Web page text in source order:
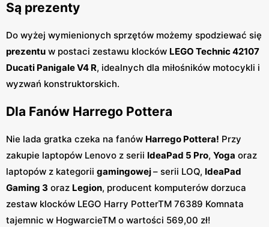
Są prezenty
Do wyżej wymienionych sprzętów możemy spodziewać się
prezentu w postaci zestawu klocków LEGO Technic 42107
Ducati Panigale V4 R, idealnych dla miłośników motocykli i
wyzwań konstruktorskich.
Dla Fanów Harrego Pottera
Nie lada gratka czeka na fanów Harrego Pottera! Przy
zakupie laptopów Lenovo z serii IdeaPad 5 Pro, Yoga oraz
laptopów z kategorii gamingowej– serii LOQ, IdeaPad
Gaming 3 oraz Legion, producent komputerów dorzuca
zestaw klocków LEGO Harry PotterTM 76389 Komnata
tajemnic w HogwarcieTM o wartości 569,00 zł!